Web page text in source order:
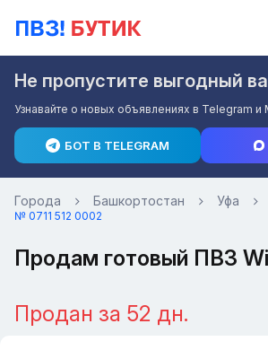
Не пропустите выгодный
Узнавайте о новых объявлениях в Telegram и
БОТ В TELEGRAM
Города Башкортостан Уфа
№ 0711 512 0002
Продам готовый ПВЗ
Продан за 52 дн.